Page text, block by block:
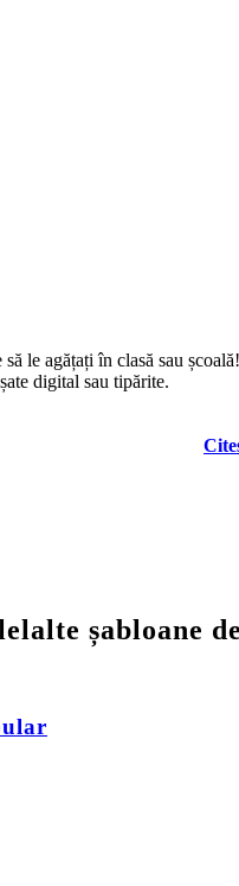
le agățați în clasă sau
digital sau tipărite.
șabloane